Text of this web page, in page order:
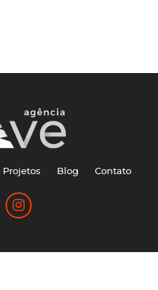
Projetos Blog Contato